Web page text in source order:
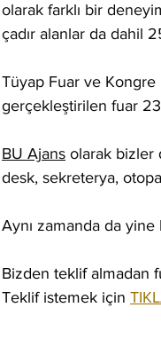
olarak farklı bir
çadır alanlar da dahil
Tüyap Fuar ve Kongre
gerçekleştirilen fuar
BU Ajans olarak bizler
desk, sekreterya,
Aynı zamanda da
Bizden teklif almadan
Teklif istemek için